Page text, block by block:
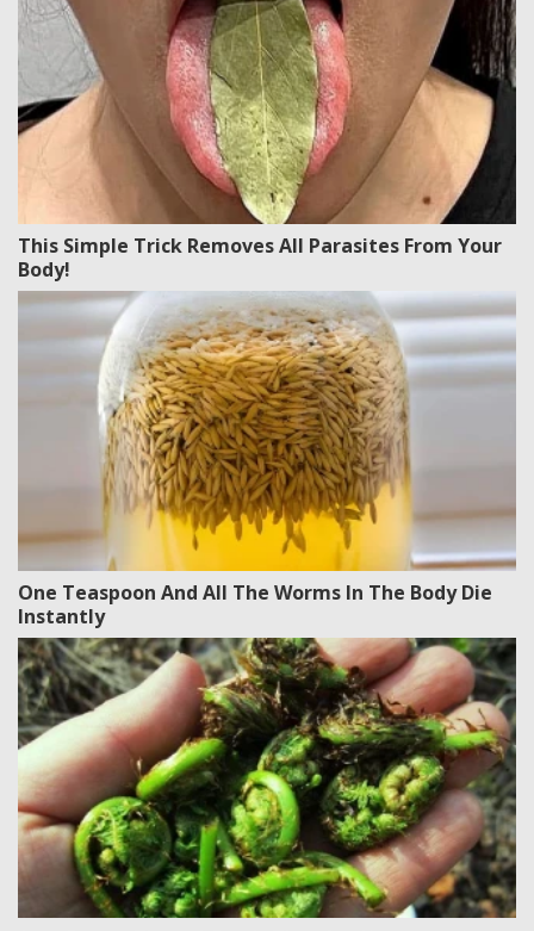
This Simple Trick Removes All Parasites From Your
Body!
One Teaspoon And All The Worms In The Body Die
Instantly